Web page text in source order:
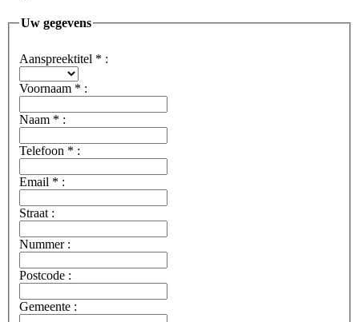
Uw gegevens
Aanspreektitel * :
Voornaam * :
Naam * :
Telefoon * :
Email * :
Straat :
Nummer :
Postcode :
Gemeente :